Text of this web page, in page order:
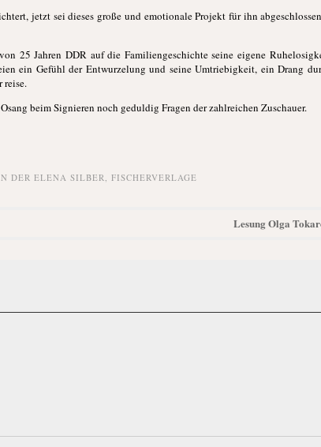
jetzt sei dieses große und emotionale Projekt für ihn
25 Jahren DDR auf die Familiengeschichte seine eigene
ein Gefühl der Entwurzelung und seine Umtriebigkeit, ein Drang
reise.
beim Signieren noch geduldig Fragen der zahlreichen Zuschauer.
DER ELENA SILBER, FISCHERVERLAGE
Lesung Olga